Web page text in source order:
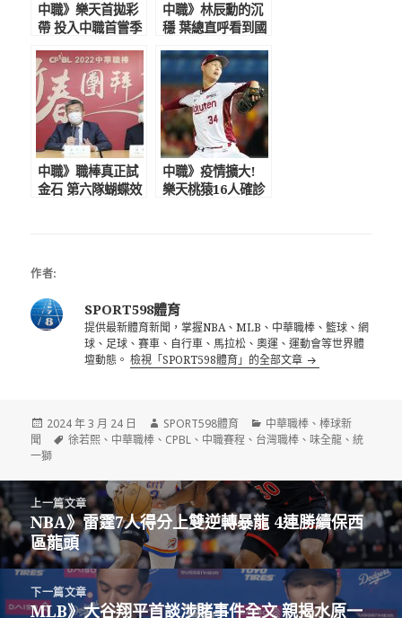
中職》樂天首拋彩
帶 投入中職首嘗季
中職》林辰勳的沉
穩 葉總直呼看到國
中職》職棒真正試
金石 第六隊蝴蝶效
中職》疫情擴大!
樂天桃猿16人確診
作者:
SPORT598體育
提供最新體育新聞，掌握NBA、MLB、中華職棒、籃球、網
球、足球、賽車、自行車、馬拉松、奧運、運動會等世界體
壇動態。檢視「SPORT598體育」的全部文章
發
佈
日
2024 年 3 月 24 日
作
者
SPORT598體育
分
類
中華職棒 、棒球新
聞
標
徐若熙 、 中華職棒 、 CPBL 、 中職賽程 、 台灣職棒 、 味全龍 、統
一獅
文
章
導
覽
上一篇文章
上
一
篇
文
章:
NBA》雷霆7人得分上雙逆轉暴龍 4連勝續保西
區龍頭
下一篇文章
下
MLB》大谷翔平首談涉賭事件全文 親揭水原一